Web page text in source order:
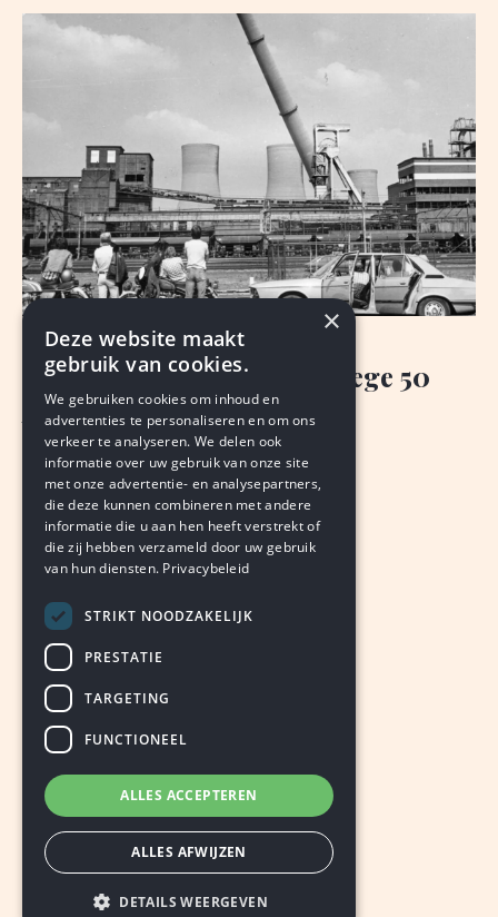
NIEUWS
50 gratis koffietafels vanwege 50
jaar na Lies & Jan
VAN ONZE REDACTIE
augustus 5, 2026 LEDEN
×
Deze website maakt
gebruik van cookies.
We gebruiken cookies om inhoud en
advertenties te personaliseren en om ons
verkeer te analyseren. We delen ook
informatie over uw gebruik van onze site
met onze advertentie- en analysepartners,
die deze kunnen combineren met andere
informatie die u aan hen heeft verstrekt of
die zij hebben verzameld door uw gebruik
van hun diensten. Privacybeleid
STRIKT NOODZAKELIJK
PRESTATIE
TARGETING
FUNCTIONEEL
ALLES ACCEPTEREN
ALLES AFWIJZEN
DETAILS WEERGEVEN